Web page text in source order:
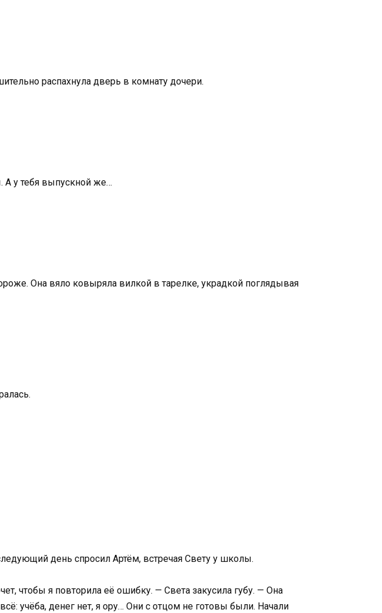
распахнула дверь в комнату дочери.
А у тебя выпускной же…
Она вяло ковыряла вилкой в тарелке, украдкой поглядывая
день спросил Артём, встречая Свету у школы.
чтобы я повторила её ошибку. — Света закусила губу. — Она
учёба, денег нет, я ору… Они с отцом не готовы были. Начали